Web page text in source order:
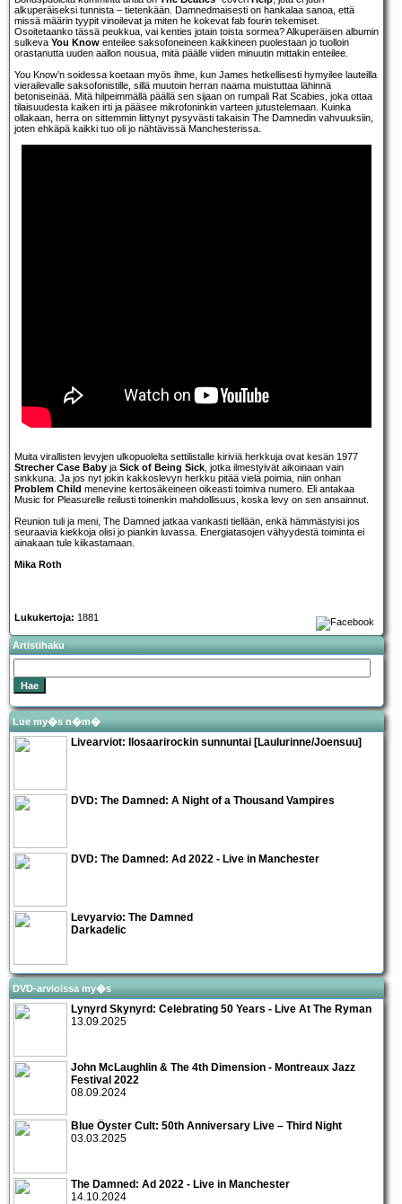
alkuperäiseksi tunnista – tietenkään. Damnedmaisesti on hankalaa sanoa, että
missä määrin tyypit vinoilevat ja miten he kokevat fab fourin tekemiset.
Osoitetaanko tässä peukkua, vai kenties jotain toista sormea? Alkuperäisen albumin
sulkeva You Know enteilee saksofoneineen kaikkineen puolestaan jo tuolloin
orastanutta uuden aallon nousua, mitä päälle viiden minuutin mittakin enteilee.
You Know’n soidessa koetaan myös ihme, kun James hetkellisesti hymyilee lauteilla
vierailevalle saksofonistille, sillä muutoin herran naama muistuttaa lähinnä
betoniseinää. Mitä hilpeimmällä päällä sen sijaan on rumpali Rat Scabies, joka ottaa
tilaisuudesta kaiken irti ja pääsee mikrofoninkin varteen jutustelemaan. Kuinka
ollakaan, herra on sittemmin liittynyt pysyvästi takaisin The Damnedin vahvuuksiin,
joten ehkäpä kaikki tuo oli jo nähtävissä Manchesterissa.
Muita virallisten levyjen ulkopuolelta settilistalle kiriviä herkkuja ovat kesän 1977
Strecher Case Baby ja Sick of Being Sick, jotka ilmestyivät aikoinaan vain
sinkkuna. Ja jos nyt jokin kakkoslevyn herkku pitää vielä poimia, niin onhan
Problem Child menevine kertosäkeineen oikeasti toimiva numero. Eli antakaa
Music for Pleasurelle reilusti toinenkin mahdollisuus, koska levy on sen ansainnut.
Reunion tuli ja meni, The Damned jatkaa vankasti tiellään, enkä hämmästyisi jos
seuraavia kiekkoja olisi jo piankin luvassa. Energiatasojen vähyydestä toiminta ei
ainakaan tule kiikastamaan.
Mika Roth
Lukukertoja: 1881
Artistihaku
Lue my�s n�m�
Livearviot: Ilosaarirockin sunnuntai [Laulurinne/Joensuu]
DVD: The Damned: A Night of a Thousand Vampires
DVD: The Damned: Ad 2022 - Live in Manchester
Levyarvio: The Damned
Darkadelic
DVD-arvioissa my�s
Lynyrd Skynyrd: Celebrating 50 Years - Live At The Ryman
13.09.2025
John McLaughlin & The 4th Dimension - Montreaux Jazz
Festival 2022
08.09.2024
Blue Öyster Cult: 50th Anniversary Live – Third Night
03.03.2025
The Damned: Ad 2022 - Live in Manchester
14.10.2024